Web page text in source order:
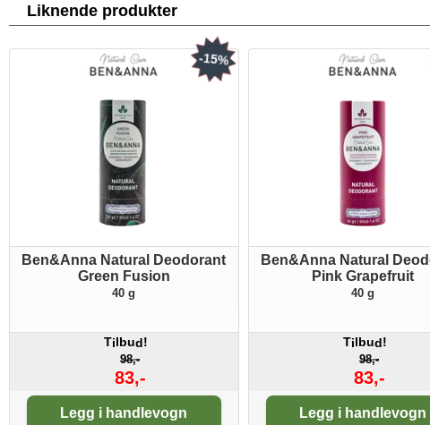
Liknende produkter
Ben&Anna Natural Deodorant
Green Fusion
40 g
Tilbud!
98,-
83,-
-15%
Legg i handlevogn
Ben&Anna Natural
Pink Grapefruit
40 g
Tilbud!
98,-
83,-
Legg i handlevogn